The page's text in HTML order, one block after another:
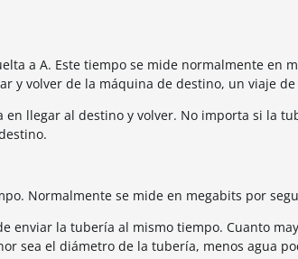
a A. Este tiempo se mide normalmente en
y volver de la máquina de destino, un viaje
llegar al destino y volver. No importa si la
Normalmente se mide en megabits por
enviar la tubería al mismo tiempo. Cuanto
sea el diámetro de la tubería, menos agua